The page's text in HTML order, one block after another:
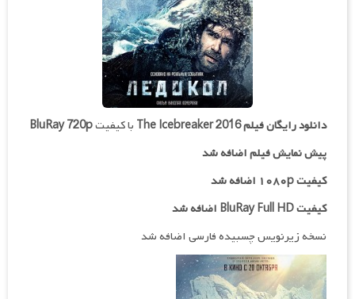
دانلود رایگان فیلمThe Icebreaker 2016 با کیفیتBluRay 720p
پیش نمایش فیلم اضافه شد
کیفیت ۱۰۸۰p اضافه شد
کیفیت BluRay Full HD اضافه شد
نسخه زیرنویس چسبیده فارسی اضافه شد